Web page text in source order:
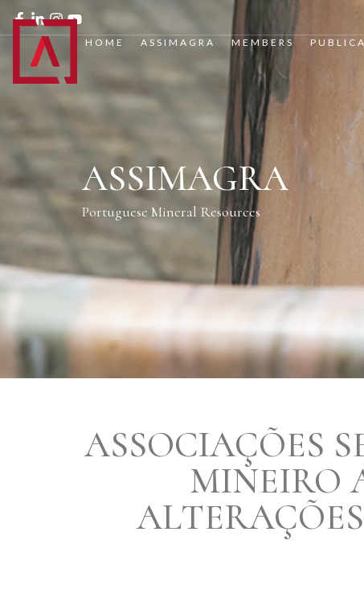
HOME ASSIMAGRA MEMBERS
ASSIMAGRA
Portuguese Mineral Resources
ASSOCIAÇÕES
MINEIRO